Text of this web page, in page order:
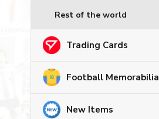
Rest of the world
Trading Cards
Football Memorabilia
New Items